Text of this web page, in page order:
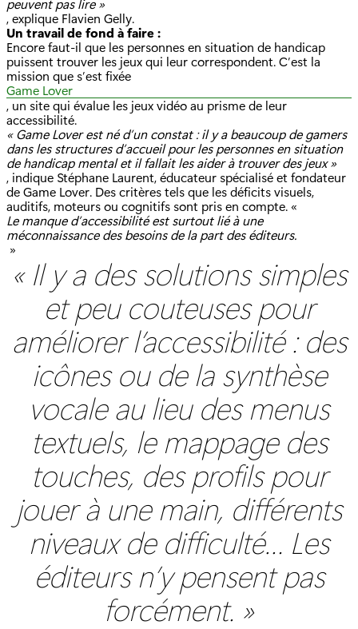
peuvent pas lire »
, explique Flavien Gelly.
Un travail de fond à faire :
Encore faut-il que les personnes en situation de handicap
puissent trouver les jeux qui leur correspondent. C’est la
mission que s’est fixée
Game Lover
, un site qui évalue les jeux vidéo au prisme de leur
accessibilité.
« Game Lover est né d’un constat : il y a beaucoup de gamers
dans les structures d’accueil pour les personnes en situation
de handicap mental et il fallait les aider à trouver des jeux »
, indique Stéphane Laurent, éducateur spécialisé et fondateur
de Game Lover. Des critères tels que les déficits visuels,
auditifs, moteurs ou cognitifs sont pris en compte. «
Le manque d’accessibilité est surtout lié à une
méconnaissance des besoins de la part des éditeurs.
»
« Il y a des solutions simples
et peu couteuses pour
améliorer l’accessibilité : des
icônes ou de la synthèse
vocale au lieu des menus
textuels, le mappage des
touches, des profils pour
jouer à une main, différents
niveaux de difficulté… Les
éditeurs n’y pensent pas
forcément. »